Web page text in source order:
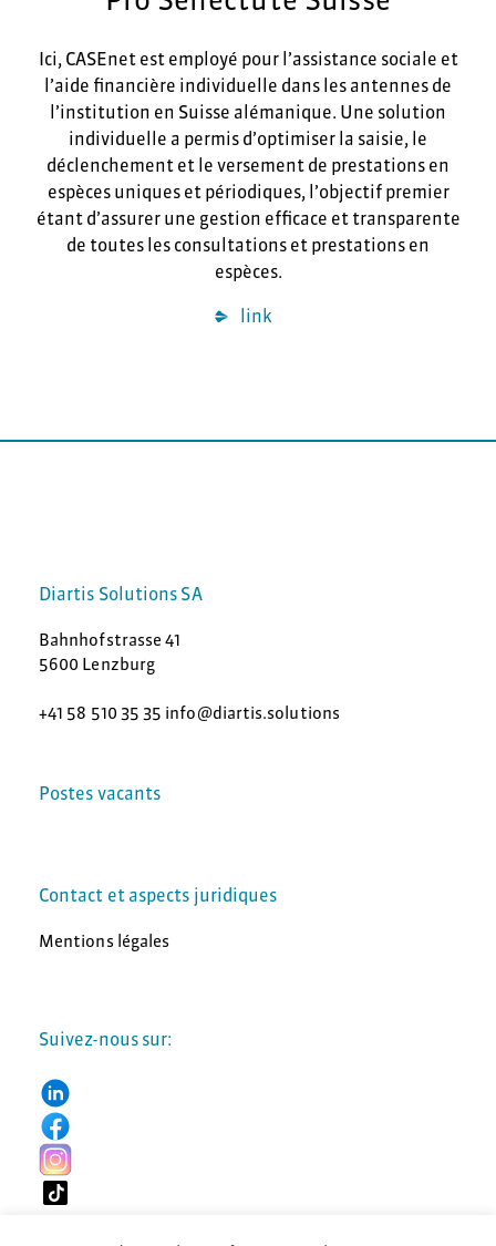
Ici, CASEnet est employé pour l’assistance sociale et
l’aide financière individuelle dans les antennes de
l’institution en Suisse alémanique. Une solution
individuelle a permis d’optimiser la saisie, le
déclenchement et le versement de prestations en
espèces uniques et périodiques, l’objectif premier
étant d’assurer une gestion efficace et transparente
de toutes les consultations et prestations en
espèces.
link
Diartis Solutions SA
Bahnhofstrasse 41
5600 Lenzburg
+41 58 510 35 35 info@diartis.solutions
Postes vacants
Contact et aspects juridiques
Mentions légales
Suivez-nous sur: